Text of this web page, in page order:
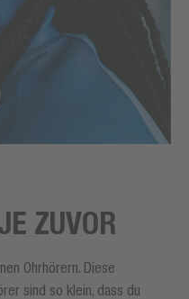
ZUVOR
Ohrhörern. Diese
sind so klein, dass du